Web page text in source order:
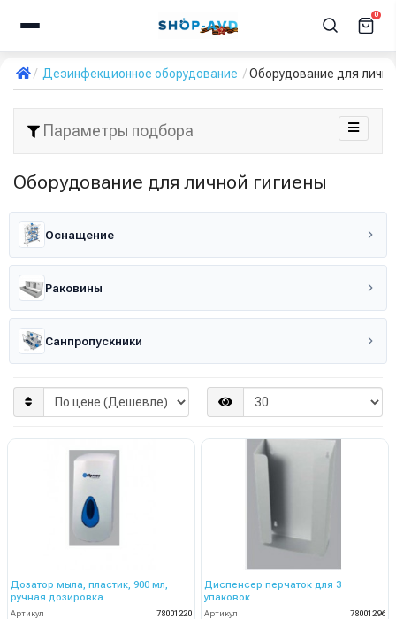
0
Дезинфекционное оборудование Оборудование для
Параметры подбора
Оборудование для личной гигиены
Оснащение
Раковины
Санпропускники
Дозатор мыла, пластик, 900 мл,
ручная дозировка
Артикул
78001220
Диспенсер перчаток для 3
упаковок
Артикул
78001296